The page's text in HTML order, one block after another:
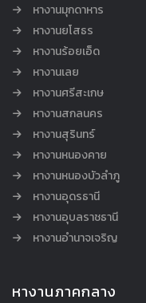
หางานมุกดาหาร
หางานยโสธร
หางานร้อยเอ็ด
หางานเลย
หางานศรีสะเกษ
หางานสกลนคร
หางานสุรินทร์
หางานหนองคาย
หางานหนองบัวลำภู
หางานอุดรธานี
หางานอุบลราชธานี
หางานอำนาจเจริญ
หางานภาคกลาง